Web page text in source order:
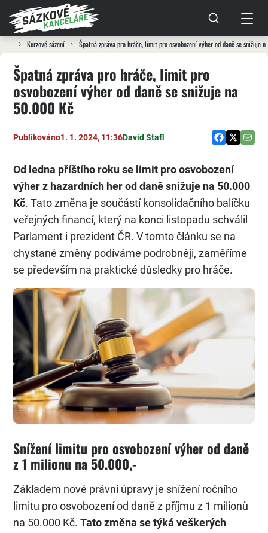
Kurzové sázení Špatná zpráva pro hráče, limit pro osvobození výher od daně se snižuje
Špatná zpráva pro hráče, limit pro
osvobození výher od daně se snižuje na
50.000 Kč
Publikováno1. 1. 2024, 11:36David Stafl
Od ledna příštího roku se limit pro osvobození
výher z hazardních her od daně snižuje na 50.000
Kč. Tato změna je součástí konsolidačního balíčku
veřejných financí, který na konci listopadu schválil
Parlament i prezident ČR. V tomto článku se na
chystané změny podíváme podrobněji, zaměříme
se především na praktické důsledky pro hráče.
Snížení limitu pro osvobození výher od daně
z 1 milionu na 50.000,-
Základem nové právní úpravy je snížení ročního
limitu pro osvobození od daně z příjmu z 1 milionů
na 50.000 Kč. Tato změna se týká veškerých